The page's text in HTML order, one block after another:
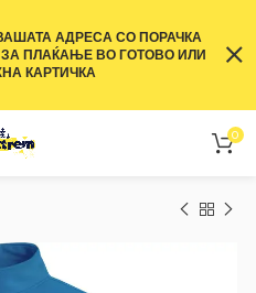
0
АДРЕСА СО ПОРАЧКА
ПЛАЌАЊЕ ВО ГОТОВО ИЛИ
КАРТИЧКА